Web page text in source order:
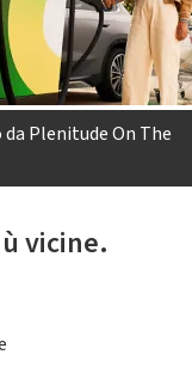
Plenitude On The
vicine.